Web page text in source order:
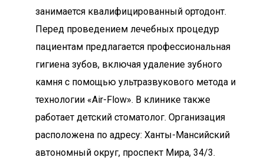
занимается квалифицированный ортодонт.
Перед проведением лечебных процедур
пациентам предлагается профессиональная
гигиена зубов, включая удаление зубного
камня с помощью ультразвукового метода и
технологии «Air-Flow». В клинике также
работает детский стоматолог. Организация
расположена по адресу: Ханты-Мансийский
автономный округ, проспект Мира, 34/3.